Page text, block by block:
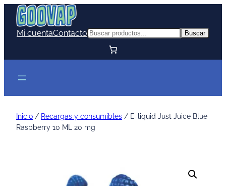
Mi cuentaContacto Buscar Buscar
Inicio / Recargas y consumibles / E-liquid Just Juice Blue
Raspberry 10 ML 20 mg